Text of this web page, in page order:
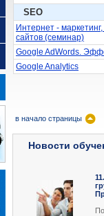
SEO
Интернет -
сайтов (семинар)
Google AdWords.
Google Analytics
в начало страницы
Новости